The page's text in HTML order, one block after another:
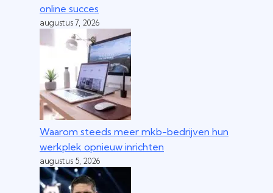
online succes
augustus 7, 2026
Waarom steeds meer mkb-bedrijven hun
werkplek opnieuw inrichten
augustus 5, 2026